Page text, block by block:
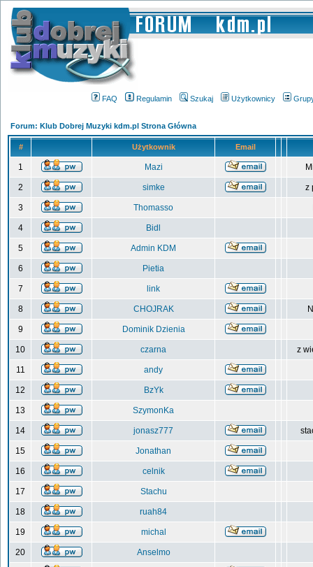
FAQ Regulamin Szukaj Użytkownicy
Forum: Klub Dobrej Muzyki kdm.pl Strona Główna
# Użytkownik Email
1 Mazi
2 simke z
3 Thomasso
4 Bidl
5 Admin KDM
6 Pietia
7 link
8 CHOJRAK
9 Dominik Dzienia
10 czarna z
11 andy
12 BzYk
13 SzymonKa
14 jonasz777
15 Jonathan
16 celnik
17 Stachu
18 ruah84
19 michal
20 Anselmo